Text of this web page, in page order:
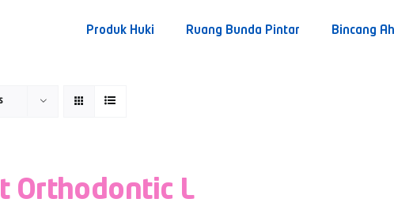
Produk Huki Ruang Bunda Pintar Bincang
Orthodontic L